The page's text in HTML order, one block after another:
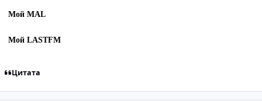
Мой MAL
Мой LASTFM
Цитата